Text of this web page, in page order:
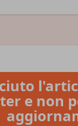
e non